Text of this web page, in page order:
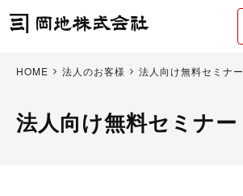
HOME 法人のお客様 法人向け無料セミナー
法人向け無料セミナー